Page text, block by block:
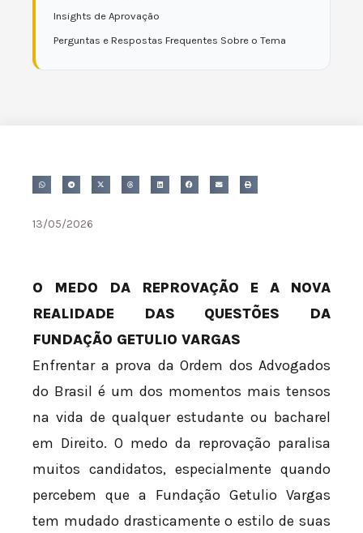
Insights de Aprovação
Perguntas e Respostas Frequentes Sobre o Tema
13/05/2026
O MEDO DA REPROVAÇÃO E A NOVA
REALIDADE DAS QUESTÕES DA
FUNDAÇÃO GETULIO VARGAS
Enfrentar a prova da Ordem dos Advogados
do Brasil é um dos momentos mais tensos
na vida de qualquer estudante ou bacharel
em Direito. O medo da reprovação paralisa
muitos candidatos, especialmente quando
percebem que a Fundação Getulio Vargas
tem mudado drasticamente o estilo de suas